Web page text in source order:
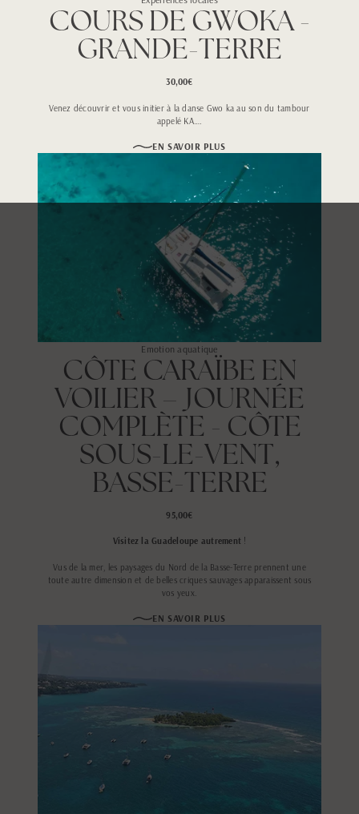
COURS DE GWOKA -
GRANDE-TERRE
30,00€
Venez découvrir et vous initier à la danse Gwo ka au son du tambour
appelé KA….
EN SAVOIR PLUS
Emotion aquatique
CÔTE CARAÏBE EN
VOILIER – JOURNÉE
COMPLÈTE - CÔTE
SOUS-LE-VENT,
BASSE-TERRE
95,00€
Visitez la Guadeloupe autrement !
Vus de la mer, les paysages du Nord de la Basse-Terre prennent une
toute autre dimension et de belles criques sauvages apparaissent sous
vos yeux.
EN SAVOIR PLUS